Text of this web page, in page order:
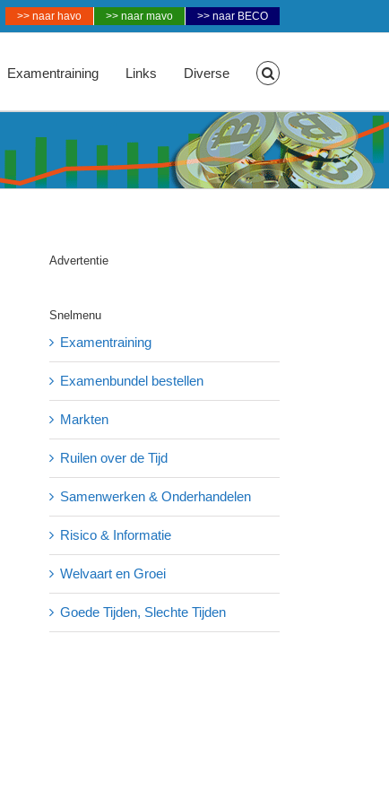
>> naar havo >> naar mavo >> naar BECO
Examentraining Links Diverse
Advertentie
Snelmenu
Examentraining
Examenbundel bestellen
Markten
Ruilen over de Tijd
Samenwerken & Onderhandelen
Risico & Informatie
Welvaart en Groei
Goede Tijden, Slechte Tijden